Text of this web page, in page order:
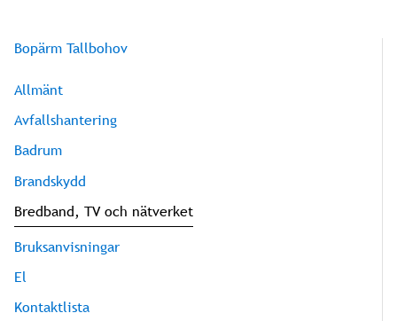
Bopärm Tallbohov
Allmänt
Avfallshantering
Badrum
Brandskydd
Bredband, TV och nätverket
Bruksanvisningar
El
Kontaktlista